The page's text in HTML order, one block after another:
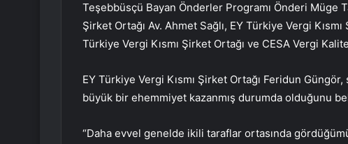
Teşebbüsçü Bayan Önderler Programı Önderi Müge
Şirket Ortağı Av. Ahmet Sağlı, EY Türkiye Vergi
Türkiye Vergi Kısmı Şirket Ortağı ve CESA Vergi
EY Türkiye Vergi Kısmı Şirket Ortağı Feridun
büyük bir ehemmiyet kazanmış durumda olduğunu
“Daha evvel genelde ikili taraflar ortasında